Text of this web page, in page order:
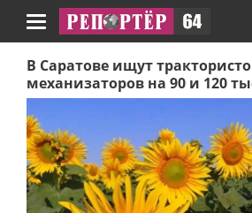
Навигация
В Саратове ищут
механизаторов на 90 и 120